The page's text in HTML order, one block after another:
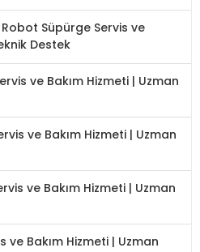
Süpürge Servis ve
Destek
ve Bakım Hizmeti | Uzman
ve Bakım Hizmeti | Uzman
ve Bakım Hizmeti | Uzman
ve Bakım Hizmeti | Uzman